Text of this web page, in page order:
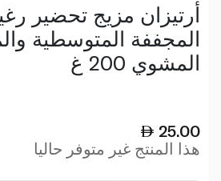
أرتيزان مزيج تحضير
المجففة المتوسطية
المشوي 200 غ
25.00
هذا المنتج غير متوفر حاليا